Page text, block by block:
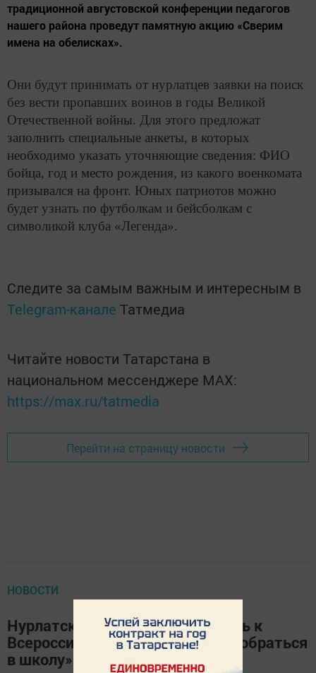
традиционной августовской конференции педагогов
нашего района проведут памятную акцию «Сверим
имена на обелисках».
Они будут принимать от нурлатцев заявки на поиск
без вести пропавших воинов в годы Великой
Отечественной войны. Для этого предложат
заполнить специальные анкеты, в которых
необходимо указать уточняющие сведения: ФИО
бойца, год и место рождения, из какого военкомата
призывался на фронт. Юных патриотов можно
будет узнать по футболкам и бейсболкам с
символикой клуба «Легенда».
Следите за самым важным и интересным в
Telegram-канале Татмедиа
Читайте новости Татарстана в
национальном мессенджере MАХ:
https://max.ru/tatmedia
Перейти на страницу новости
НОВОСТИ
Нурлатская ЦРБ присоединилась к
Всероссийской акции «Помоги собраться
в школу»